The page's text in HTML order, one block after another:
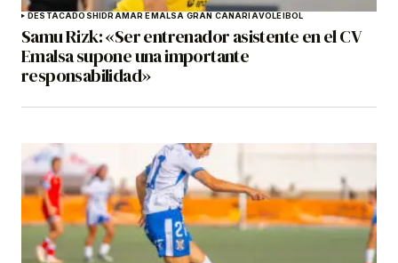
DESTACADOSHIDRAMAR EMALSA GRAN CANARIAVOLEIBOL
Samu Rizk: «Ser entrenador asistente en el CV
Emalsa supone una importante
responsabilidad»